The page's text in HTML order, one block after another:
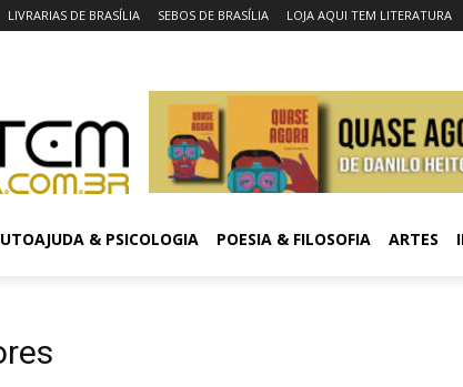
LIVRARIAS DE BRASÍLIA SEBOS DE BRASÍLIA LOJA AQUI TEM LITERATURA
& PSICOLOGIA POESIA & FILOSOFIA ARTES